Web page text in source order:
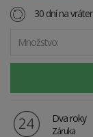
30 dní na
Množstvo:
Dva roky
Záruka